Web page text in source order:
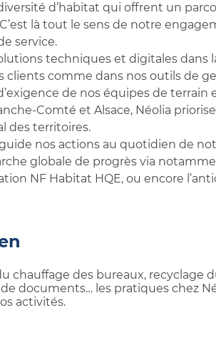
d’habitat qui offrent un
là tout le sens de notre
service.
techniques et digitales dans
clients comme dans nos outils de
de nos équipes de terrain
Comté et Alsace, Néolia
des territoires.
nos actions au quotidien de
globale de progrès via
NF Habitat HQE, ou encore
chauffage des bureaux, recyclage
documents… les pratiques chez
activités.